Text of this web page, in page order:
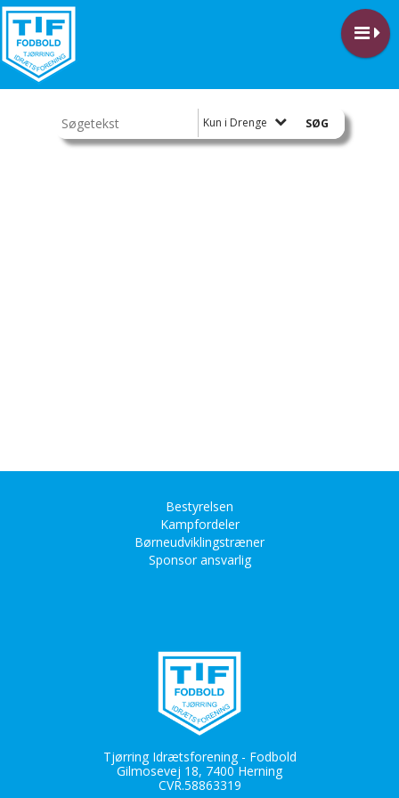
Kun i Drenge
Bestyrelsen
Kampfordeler
Børneudviklingstræner
Sponsor ansvarlig
Tjørring Idrætsforening - Fodbold
Gilmosevej 18, 7400 Herning
CVR.58863319